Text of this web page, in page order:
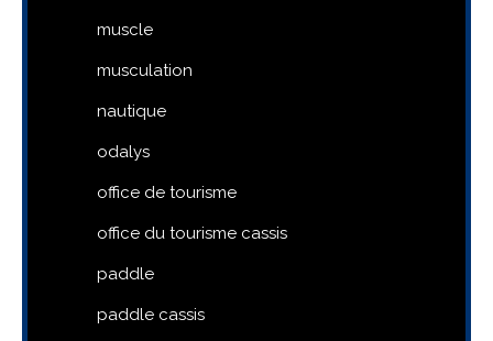
muscle
musculation
nautique
odalys
office de tourisme
office du tourisme cassis
paddle
paddle cassis